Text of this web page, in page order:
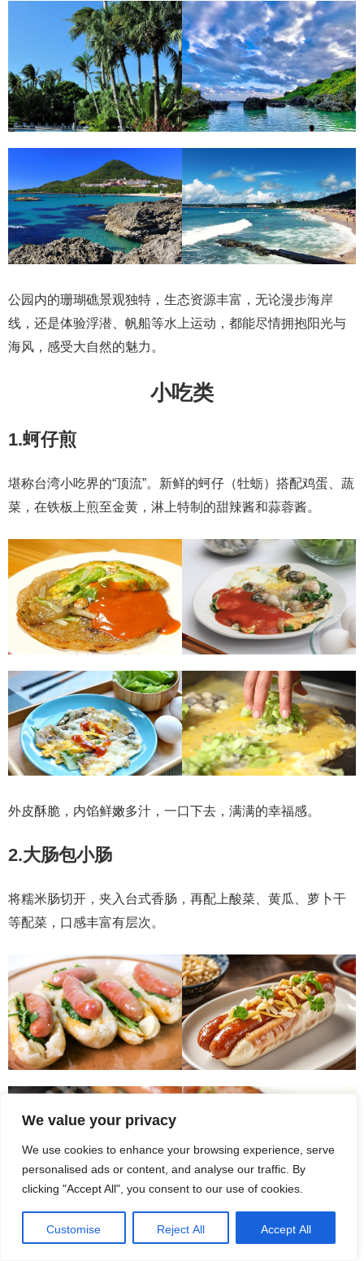
We value your privacy
We use cookies to enhance your browsing experience, serve
personalised ads or content, and analyse our traffic. By
clicking "Accept All", you consent to our use of cookies.
Customise Reject All Accept All
公园内的珊瑚礁景观独特，生态资源丰富，无论漫步海岸
线，还是体验浮潜、帆船等水上运动，都能尽情拥抱阳光与
海风，感受大自然的魅力。
小吃类
1.蚵仔煎
堪称台湾小吃界的“顶流”。新鲜的蚵仔（牡蛎）搭配鸡蛋、蔬
菜，在铁板上煎至金黄，淋上特制的甜辣酱和蒜蓉酱。
外皮酥脆，内馅鲜嫩多汁，一口下去，满满的幸福感。
2.大肠包小肠
将糯米肠切开，夹入台式香肠，再配上酸菜、黄瓜、萝卜干
等配菜，口感丰富有层次。
糯米肠软糯，香肠香甜，酸菜的酸爽恰到好处地中和了油腻